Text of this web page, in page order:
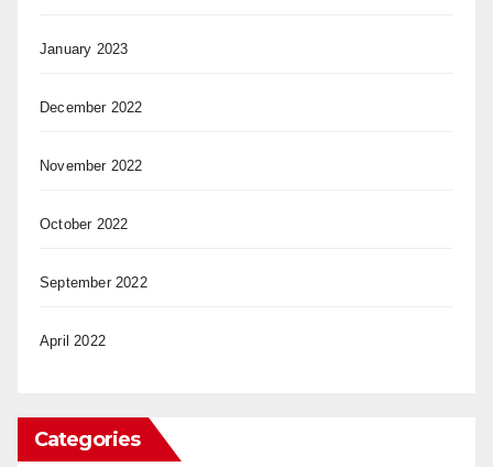
January 2023
December 2022
November 2022
October 2022
September 2022
April 2022
Categories